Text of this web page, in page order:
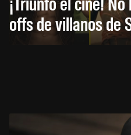
offs de villanos de